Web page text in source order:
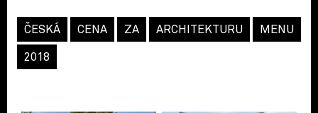
ČESKÁ CENA ZA ARCHITEKTURU
2018
MENU